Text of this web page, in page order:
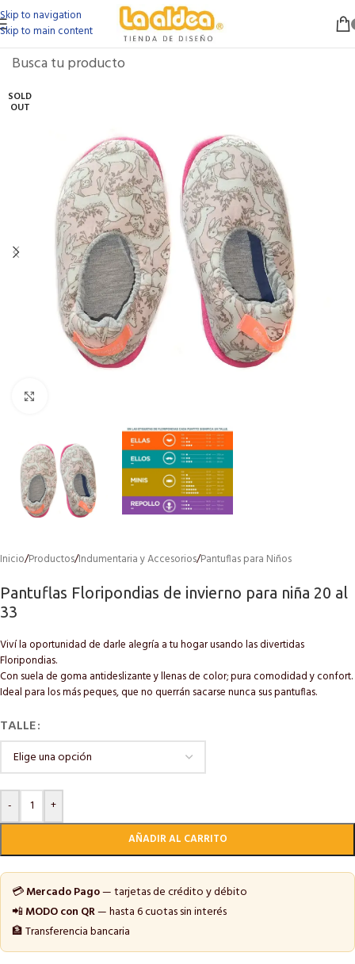
Skip to navigation
Skip to main content
SOLD
OUT
Inicio/Productos/Indumentaria y Accesorios/Pantuflas para Niños
Pantuflas Floripondias de invierno para niña 20 al
33
Viví la oportunidad de darle alegría a tu hogar usando las divertidas
Floripondias.
Con suela de goma antideslizante y llenas de color; pura comodidad y confort.
Ideal para los más peques, que no querrán sacarse nunca sus pantuflas.
TALLE
-
+
AÑADIR AL CARRITO
💳Mercado Pago— tarjetas de crédito y débito
📲MODO con QR— hasta 6 cuotas sin interés
🏦 Transferencia bancaria